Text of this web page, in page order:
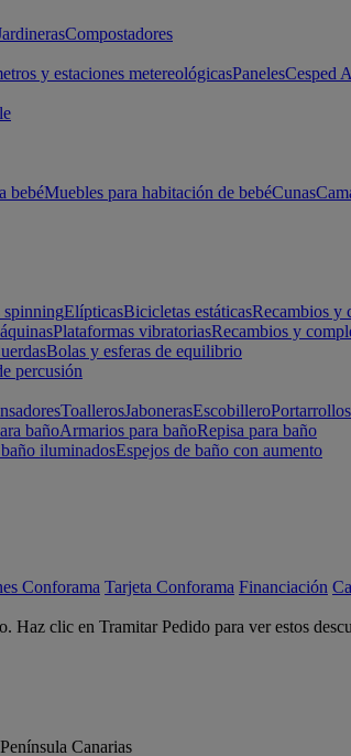
Compostadores
y estaciones metereológicasPanelesCesped
bebéMuebles para habitación de bebéCunas
ElípticasBicicletas estáticasRecambios y
Plataformas vibratoriasRecambios y
Bolas y esferas de equilibrio
percusión
ToallerosJabonerasEscobilleroPortarrollos
bañoArmarios para bañoRepisa para baño
iluminadosEspejos de baño con aumento
Conforama Tarjeta Conforama Financiación
Haz clic en Tramitar Pedido para ver estos
Península Canarias